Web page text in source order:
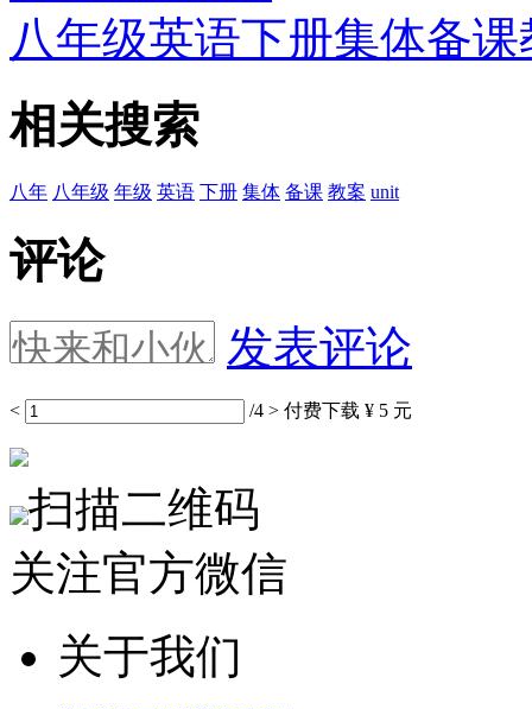
八年级英语下册集体备课
相关搜索
八年 八年级 年级 英语 下册 集体 备课 教案 unit
评论
发表评论
< /4 > 付费下载 ¥ 5 元
扫描二维码
关注官方微信
关于我们